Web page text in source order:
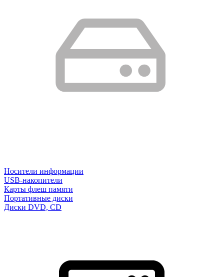
Носители информации
USB-накопители
Карты флеш памяти
Портативные диски
Диски DVD, CD